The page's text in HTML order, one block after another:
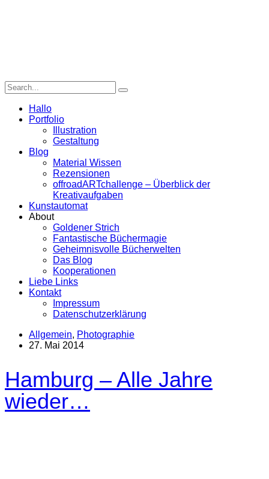
Hallo
Portfolio
Illustration
Gestaltung
Blog
Material Wissen
Rezensionen
offroadARTchallenge – Überblick der
Kreativaufgaben
Kunstautomat
About
Goldener Strich
Fantastische Büchermagie
Geheimnisvolle Bücherwelten
Das Blog
Kooperationen
Liebe Links
Kontakt
Impressum
Datenschutzerklärung
Allgemein, Photographie
27. Mai 2014
Hamburg – Alle Jahre
wieder…